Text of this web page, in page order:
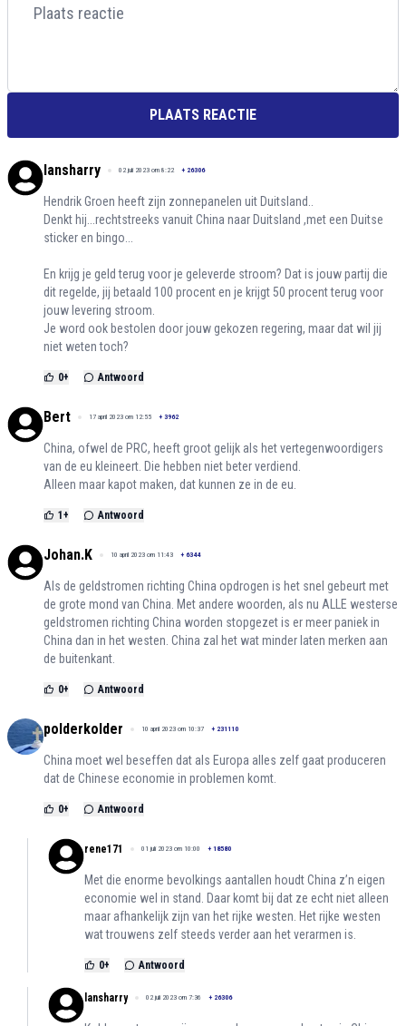
PLAATS REACTIE
lansharry 02 juli 2023 om 8:22 + 26306
Hendrik Groen heeft zijn zonnepanelen uit Duitsland..
Denkt hij...rechtstreeks vanuit China naar Duitsland ,met een Duitse
sticker en bingo...
En krijg je geld terug voor je geleverde stroom? Dat is jouw partij die
dit regelde, jij betaald 100 procent en je krijgt 50 procent terug voor
jouw levering stroom.
Je word ook bestolen door jouw gekozen regering, maar dat wil jij
niet weten toch?
0+ Antwoord
Bert 17 april 2023 om 12:55 + 3962
China, ofwel de PRC, heeft groot gelijk als het vertegenwoordigers
van de eu kleineert. Die hebben niet beter verdiend.
Alleen maar kapot maken, dat kunnen ze in de eu.
1 + Antwoord
Johan.K 10 april 2023 om 11:43 + 6344
Als de geldstromen richting China opdrogen is het snel gebeurt met
de grote mond van China. Met andere woorden, als nu ALLE westerse
geldstromen richting China worden stopgezet is er meer paniek in
China dan in het westen. China zal het wat minder laten merken aan
de buitenkant.
0+ Antwoord
polderkolder 10 april 2023 om 10:37 + 231110
China moet wel beseffen dat als Europa alles zelf gaat produceren
dat de Chinese economie in problemen komt.
0+ Antwoord
rene171 01 juli 2023 om 10:00 + 18580
Met die enorme bevolkings aantallen houdt China z’n eigen
economie wel in stand. Daar komt bij dat ze echt niet alleen
maar afhankelijk zijn van het rijke westen. Het rijke westen
wat trouwens zelf steeds verder aan het verarmen is.
0+ Antwoord
lansharry 02 juli 2023 om 7:36 + 26306